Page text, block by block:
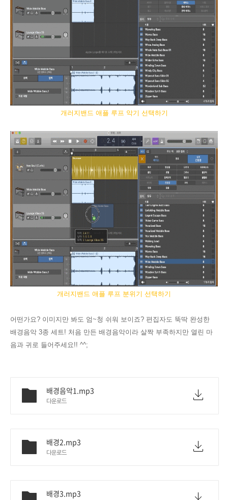
개러지밴드 애플 루프 악기 선택하기
개러지밴드 애플 루프 분위기 선택하기
어떤가요? 이미지만 봐도 엄~청 쉬워 보이죠? 편집자도 뚝딱 완성한
배경음악 3종 세트! 처음 만든 배경음악이라 살짝 부족하지만 열린 마
음과 귀로 들어주세요!! ^^;
배경음악1.mp3
다운로드
배경2.mp3
다운로드
배경3.mp3